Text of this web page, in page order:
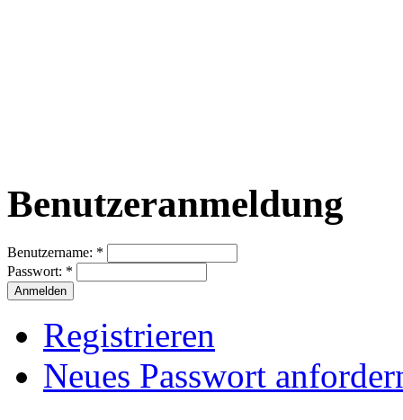
Benutzeranmeldung
Benutzername: *
Passwort: *
Registrieren
Neues Passwort